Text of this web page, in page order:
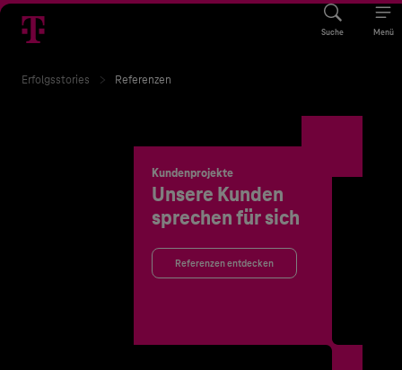
Suche Menü
Erfolgsstories Referenzen
Kundenprojekte
Unsere Kunden
sprechen für sich
Referenzen entdecken